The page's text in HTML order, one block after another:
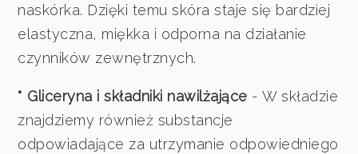
naskórka. Dzięki temu skóra staje się bardziej
elastyczna, miękka i odporna na działanie
czynników zewnętrznych.
* Gliceryna i składniki nawilżające - W składzie
znajdziemy również substancje
odpowiadające za utrzymanie odpowiedniego